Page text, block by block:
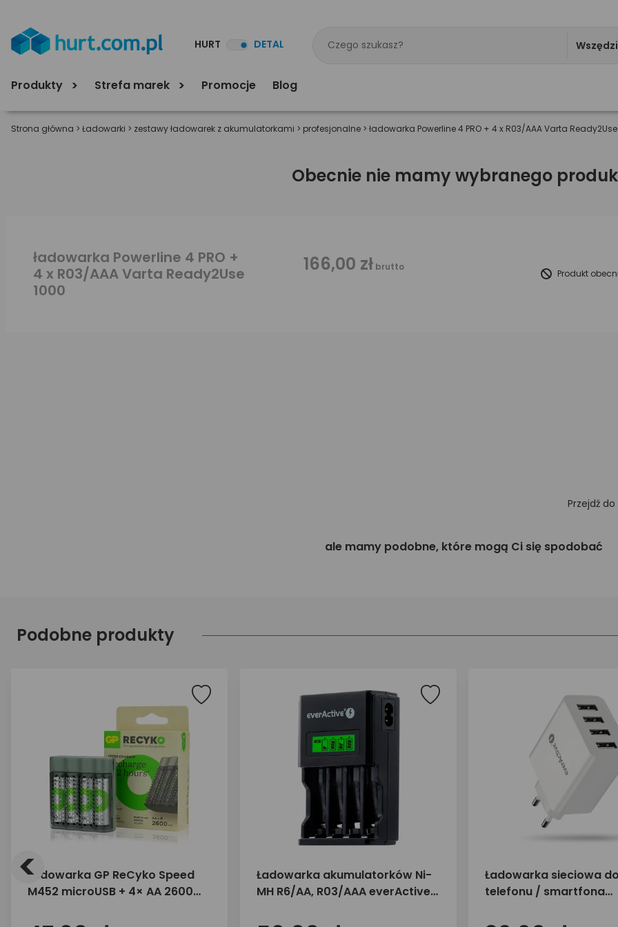
HURT DETAL
Produkty Strefa marek Promocje Blog
Strona główna > Ładowarki > zestawy ładowarek z akumulatorkami > profesjonalne > ładowarka Powerline 4 PRO + 4 x R03/AAA Varta
Obecnie nie mamy wybranego
ładowarka Powerline 4 PRO +
4 x R03/AAA Varta Ready2Use
1000
166,00 zł brutto
Produkt
Przejdź do
ale mamy podobne, które mogą Ci się spodobać
Podobne produkty
Ładowarka GP ReCyko Speed
M452 microUSB + 4× AA 2600
Ładowarka akumulatorków Ni-
MH R6/AA, R03/AAA everActive
Ładowarka sieciowa do
telefonu / smartfona
<